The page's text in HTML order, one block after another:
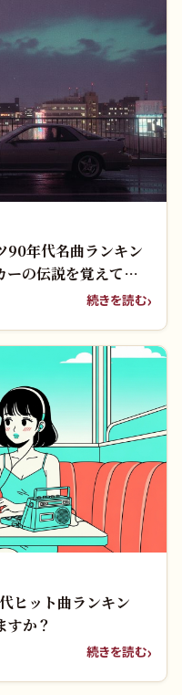
90年代名曲ランキン
ーの伝説を覚えてい
続きを読む
ヒット曲ランキン
すか？
続きを読む